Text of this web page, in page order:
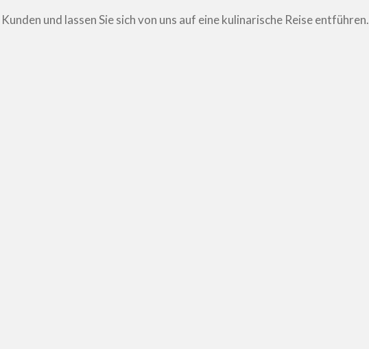
und lassen Sie sich von uns auf eine kulinarische Reise entführen.